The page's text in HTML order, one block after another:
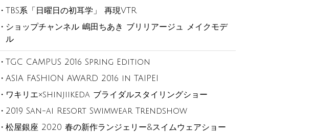
TBS系「日曜日の初耳学」 再現VTR
ショップチャンネル 嶋田ちあき ブリリアージュ メイクモデ
ル
TGC CAMPUS 2016 Spring Edition
ASIA FASHION AWARD 2016 in TAIPEI
ワキリエ×shinjiikeda ブライダルスタイリングショー
2019 San-ai Resort Swimwear Trendshow
松屋銀座 2020 春の新作ランジェリー&スイムウェアショー